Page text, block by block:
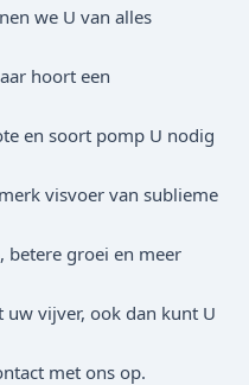
we U van alles
hoort een
en soort pomp U nodig
visvoer van sublieme
groei en meer
vijver, ook dan kunt U
met ons op.